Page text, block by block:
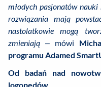
młodych pasjonatów
rozwiązania mają
nastolatkowie mogą
zmieniają – mówi
programu Adamed
Od badań nad
logopedów